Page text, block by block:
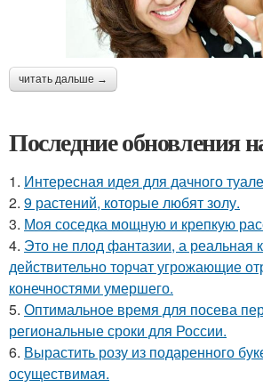
читать дальше →
Последние обновления
1. Интересная идея для дачного
2. 9 растений, которые любят золу.
3. Моя соседка мощную и крепкую
4. Это не плод фантазии, а реальная
действительно торчат угрожающие
конечностями умершего.
5. Оптимальное время для посева
региональные сроки для России.
6. Вырастить розу из подаренного
осуществимая.